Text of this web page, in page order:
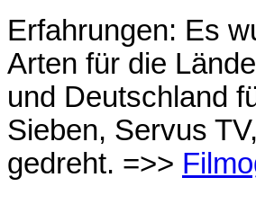
Erfahrungen: Es
Arten für die
und Deutschland
Sieben, Servus
gedreht. =>>